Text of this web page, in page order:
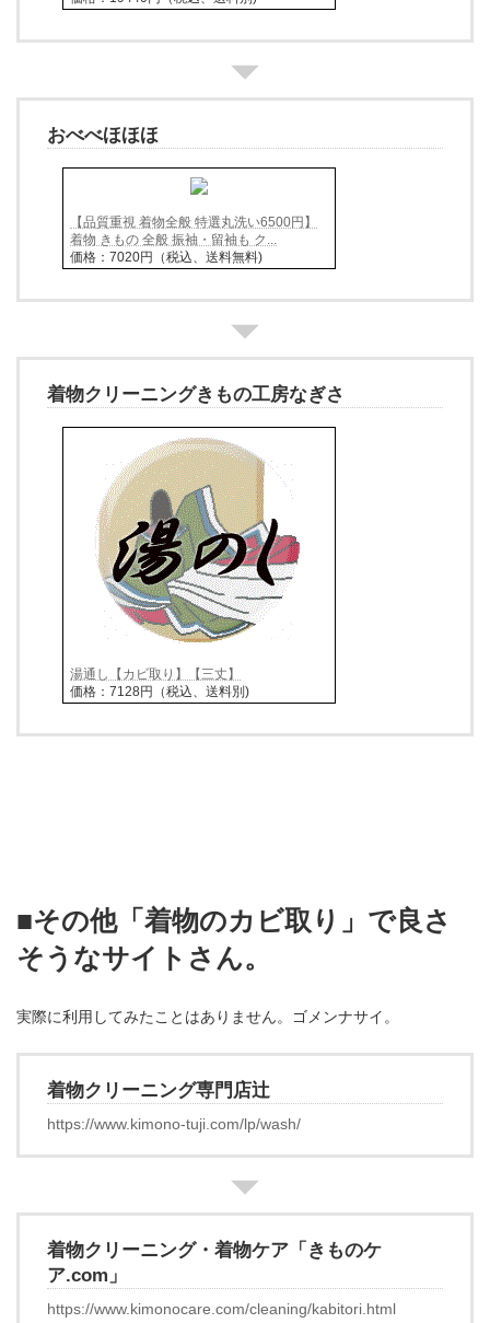
おべべほほほ
【品質重視 着物全般 特選丸洗い6500円】
着物 きもの 全般 振袖・留袖も ク...
価格：7020円（税込、送料無料)
着物クリーニングきもの工房なぎさ
湯通し【カビ取り】【三丈】
価格：7128円（税込、送料別)
■その他「着物のカビ取り」で良さ
そうなサイトさん。
実際に利用してみたことはありません。ゴメンナサイ。
着物クリーニング専門店辻
https://www.kimono-tuji.com/lp/wash/
着物クリーニング・着物ケア「きものケ
ア.com」
https://www.kimonocare.com/cleaning/kabitori.html